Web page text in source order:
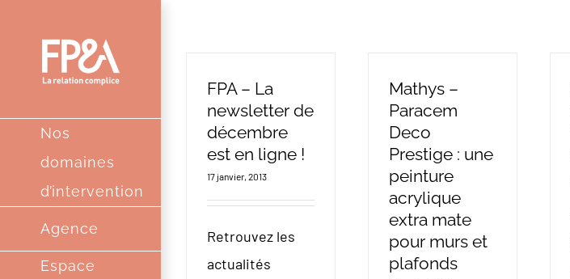
contenu
Nos
domaines
d’intervention
Agence
Espace
FPA – La
newsletter de
décembre
est en ligne !
17 janvier, 2013
Retrouvez les
actualités
Mathys –
Paracem
Deco
Prestige : une
peinture
acrylique
extra mate
pour murs et
plafonds